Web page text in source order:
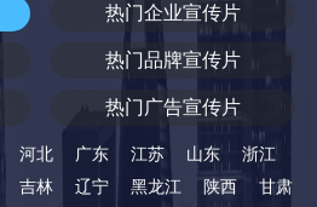
热门企业宣传片
热门品牌宣传片
热门广告宣传片
河北 广东 江苏 山东
浙江
吉林 辽宁 黑龙江 陕西
甘肃